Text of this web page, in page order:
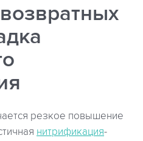
резкое повышение
нитрификация-